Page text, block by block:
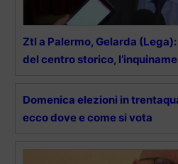
Ztl a Palermo, Gelarda
del centro storico,
Domenica elezioni in
ecco dove e come si vota